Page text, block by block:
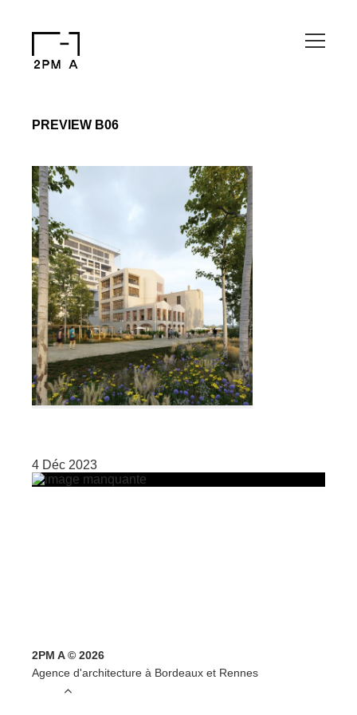
PREVIEW B06
4 Déc 2023
2PM A © 2026
Agence d'architecture à Bordeaux et Rennes
